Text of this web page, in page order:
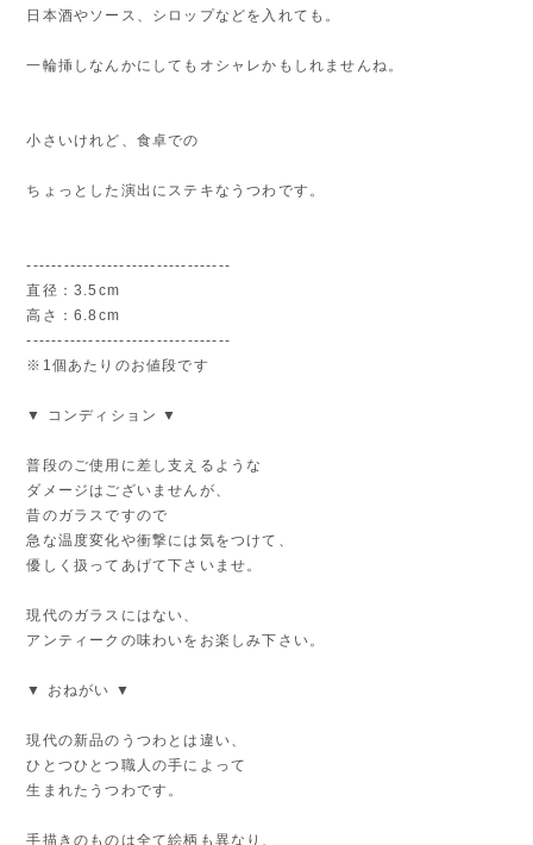
日本酒やソース、シロップなどを入れても。
一輪挿しなんかにしてもオシャレかもしれませんね。
小さいけれど、食卓での
ちょっとした演出にステキなうつわです。
---------------------------------
直径：3.5cm
高さ：6.8cm
---------------------------------
※1個あたりのお値段です
▼ コンディション ▼
普段のご使用に差し支えるような
ダメージはございませんが、
昔のガラスですので
急な温度変化や衝撃には気をつけて、
優しく扱ってあげて下さいませ。
現代のガラスにはない、
アンティークの味わいをお楽しみ下さい。
▼ おねがい ▼
現代の新品のうつわとは違い、
ひとつひとつ職人の手によって
生まれたうつわです。
手描きのものは全て絵柄も異なり、